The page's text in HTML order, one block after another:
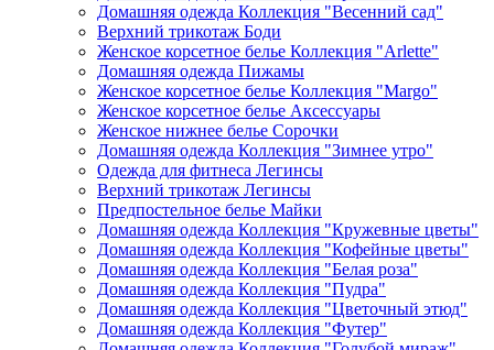
Домашняя одежда Коллекция "Весенний сад"
Верхний трикотаж Боди
Женское корсетное белье Коллекция "Arlette"
Домашняя одежда Пижамы
Женское корсетное белье Коллекция "Margo"
Женское корсетное белье Аксессуары
Женское нижнее белье Сорочки
Домашняя одежда Коллекция "Зимнее утро"
Одежда для фитнеса Легинсы
Верхний трикотаж Легинсы
Предпостельное белье Майки
Домашняя одежда Коллекция "Кружевные цветы"
Домашняя одежда Коллекция "Кофейные цветы"
Домашняя одежда Коллекция "Белая роза"
Домашняя одежда Коллекция "Пудра"
Домашняя одежда Коллекция "Цветочный этюд"
Домашняя одежда Коллекция "Футер"